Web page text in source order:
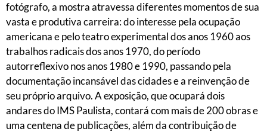
fotógrafo, a mostra atravessa diferentes momentos de sua
vasta e produtiva carreira: do interesse pela ocupação
americana e pelo teatro experimental dos anos 1960 aos
trabalhos radicais dos anos 1970, do período
autorreflexivo nos anos 1980 e 1990, passando pela
documentação incansável das cidades e a reinvenção de
seu próprio arquivo. A exposição, que ocupará dois
andares do IMS Paulista, contará com mais de 200 obras e
uma centena de publicações, além da contribuição de